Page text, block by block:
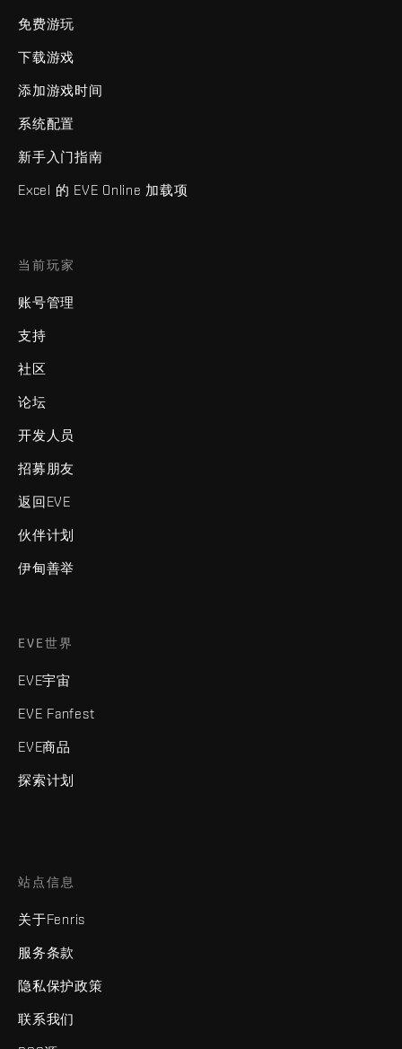
免费游玩
下载游戏
添加游戏时间
系统配置
新手入门指南
Excel 的 EVE Online 加载项
当前玩家
账号管理
支持
社区
论坛
开发人员
招募朋友
返回EVE
伙伴计划
伊甸善举
EVE世界
EVE宇宙
EVE Fanfest
EVE商品
探索计划
站点信息
关于Fenris
服务条款
隐私保护政策
联系我们